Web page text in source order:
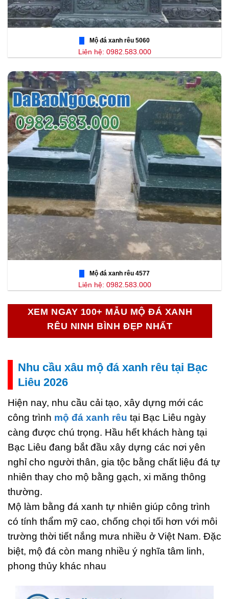
Mộ đá xanh rêu 5060
Liên hệ: 0982.583.000
Mộ đá xanh rêu 4577
Liên hệ: 0982.583.000
XEM NGAY 100+ MẪU MỘ ĐÁ XANH
RÊU NINH BÌNH ĐẸP NHẤT
Nhu cầu xâu mộ đá xanh rêu tại Bạc
Liêu 2026
Hiện nay, nhu cầu cải tạo, xây dựng mới các
công trình mộ đá xanh rêu tại Bạc Liêu ngày
càng được chú trọng. Hầu hết khách hàng tại
Bạc Liêu đang bắt đầu xây dựng các nơi yên
nghỉ cho người thân, gia tộc bằng chất liệu đá tự
nhiên thay cho mộ bằng gạch, xi măng thông
thường.
Mộ làm bằng đá xanh tự nhiên giúp công trình
có tính thẩm mỹ cao, chống chọi tối hơn với môi
trường thời tiết nắng mưa nhiều ở Việt Nam. Đặc
biệt, mộ đá còn mang nhiều ý nghĩa tâm linh,
phong thủy khác nhau